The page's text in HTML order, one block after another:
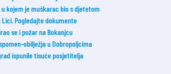
kojem je muškarac bio s djetetom
Lici. Pogledajte dokumente
se i požar na Bokanjcu
obilježja u Dobropoljcima
ispunile tisuće posjetitelja